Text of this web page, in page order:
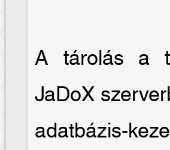
A tárolás a
JaDoX
adatbázis-